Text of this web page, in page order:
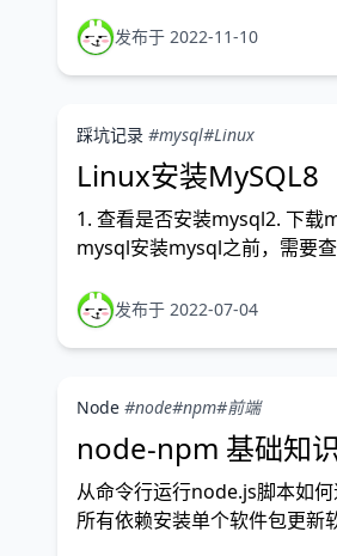
发布于 2022-11-10
踩坑记录 #mysql#Linux
Linux安装MySQL8
1. 查看是否安装mysql2. 下载
mysql安装mysql之前，需要
发布于 2022-07-04
Node #node#npm#前端
node-npm 基础知识
从命令行运行node.js脚本如
所有依赖安装单个软件包更